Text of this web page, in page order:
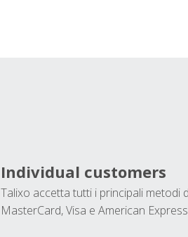
Individual customers
Talixo accetta tutti i principali metodi
MasterCard, Visa e American